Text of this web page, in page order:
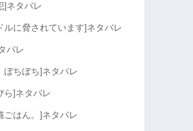
]ネタバレ
ルに脅されています]ネタバレ
バレ
ぼちぼち]ネタバレ
ら]ネタバレ
ごはん。]ネタバレ